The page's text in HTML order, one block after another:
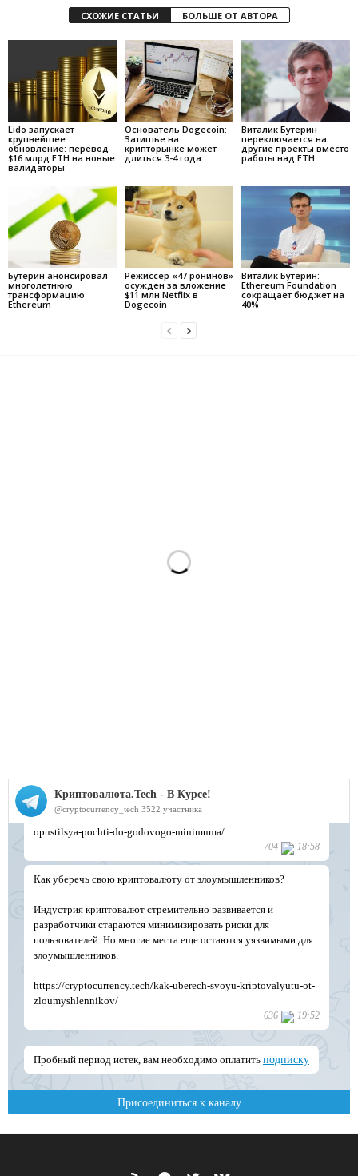
СХОЖИЕ СТАТЬИ БОЛЬШЕ ОТ АВТОРА
Lido запускает
крупнейшее
обновление: перевод
$16 млрд ETH на новые
валидаторы
Основатель Dogecoin:
Затишье на
крипторынке может
длиться 3-4 года
Виталик Бутерин
переключается на
другие проекты вместо
работы над ETH
Бутерин анонсировал
многолетнюю
трансформацию
Ethereum
Режиссер «47 ронинов»
осужден за вложение
$11 млн Netflix в
Dogecoin
Виталик Бутерин:
Ethereum Foundation
сокращает бюджет на
40%